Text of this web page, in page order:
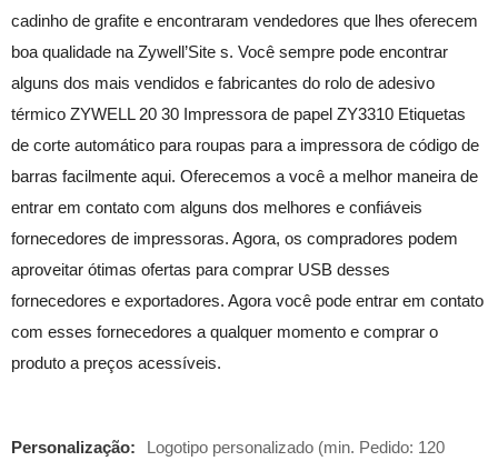
cadinho de grafite e encontraram vendedores que lhes oferecem
boa qualidade na Zywell’Site s. Você sempre pode encontrar
alguns dos mais vendidos e fabricantes do rolo de adesivo
térmico ZYWELL 20 30 Impressora de papel ZY3310 Etiquetas
de corte automático para roupas para a impressora de código de
barras facilmente aqui. Oferecemos a você a melhor maneira de
entrar em contato com alguns dos melhores e confiáveis ​​
fornecedores de impressoras. Agora, os compradores podem
aproveitar ótimas ofertas para comprar USB desses
fornecedores e exportadores. Agora você pode entrar em contato
com esses fornecedores a qualquer momento e comprar o
produto a preços acessíveis.
Personalização:
Logotipo personalizado (min. Pedido: 120